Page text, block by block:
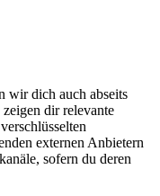
dich auch abseits
dir relevante
externen Anbietern
sofern du deren